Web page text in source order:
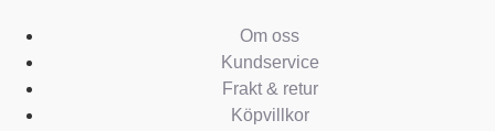
Om oss
Kundservice
Frakt & retur
Köpvillkor